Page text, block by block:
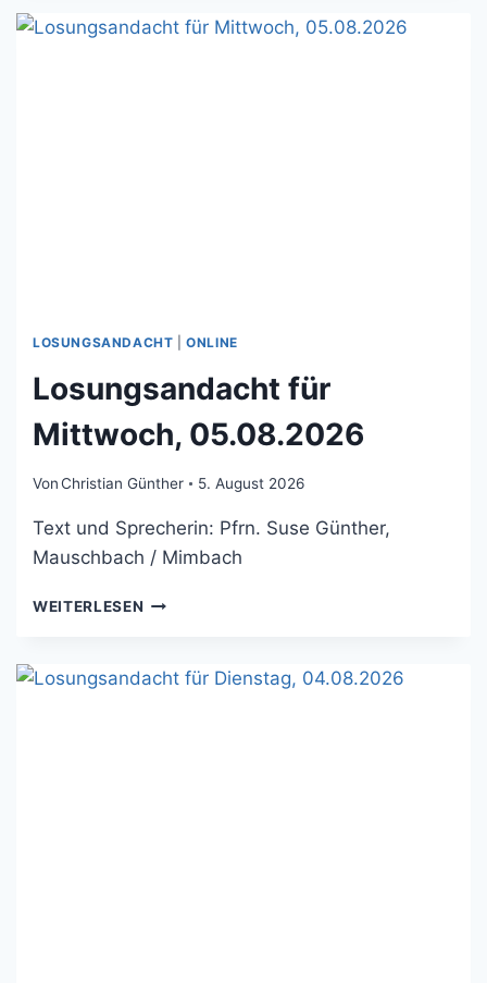
06.08.2026
LOSUNGSANDACHT |ONLINE
Losungsandacht für
Mittwoch, 05.08.2026
VonChristian Günther 5. August 2026
Text und Sprecherin: Pfrn. Suse Günther,
Mauschbach / Mimbach
WEITERLESEN LOSUNGSANDACHT
05.08.2026